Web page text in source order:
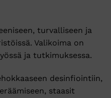
turvalliseen ja
Valikoima on
ja tutkimuksessa.
desinfiointiin,
staasit